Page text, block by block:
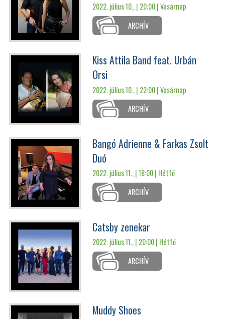
2022. július 10., | 20:00 |Vasárnap
ARCHÍV
Kiss Attila Band feat. Urbán
Orsi
2022. július 10., | 22:00 |Vasárnap
ARCHÍV
Bangó Adrienne & Farkas Zsolt
Duó
2022. július 11., | 18:00 | Hétfő
ARCHÍV
Catsby zenekar
2022. július 11., | 20:00 | Hétfő
ARCHÍV
Muddy Shoes